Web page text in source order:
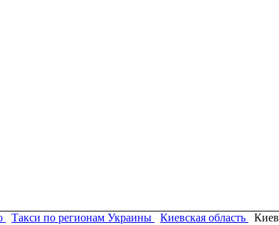
Такси по регионам Украины Киевская область
Киев